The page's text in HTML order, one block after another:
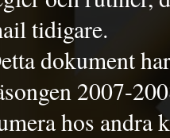
tidigare.
dokument
2007-
hos andra